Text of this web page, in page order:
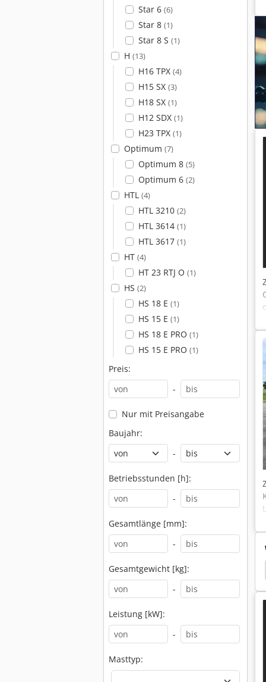
Star 6 (6)
Star 8 (1)
Star 8 S (1)
H (13)
H16 TPX (4)
H15 SX (3)
H18 SX (1)
H12 SDX (1)
H23 TPX (1)
Optimum (7)
Optimum 8 (5)
Optimum 6 (2)
HTL (4)
HTL 3210 (2)
HTL 3614 (1)
HTL 3617 (1)
HT (4)
HT 23 RTJ O (1)
HS (2)
HS 18 E (1)
HS 15 E (1)
HS 18 E PRO (1)
HS 15 E PRO (1)
Preis:
-
Nur mit Preisangabe
Baujahr:
-
Betriebsstunden [h]:
-
Gesamtlänge [mm]:
-
Gesamtgewicht [kg]:
-
Leistung [kW]:
-
Masttyp:
Gelenkteleskopbühne